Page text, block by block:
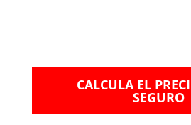
CALCULA EL
SEGURO